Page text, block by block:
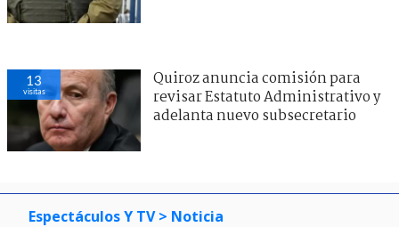
13
visitas
Quiroz anuncia comisión para
revisar Estatuto Administrativo y
adelanta nuevo subsecretario
Espectáculos Y TV > Noticia